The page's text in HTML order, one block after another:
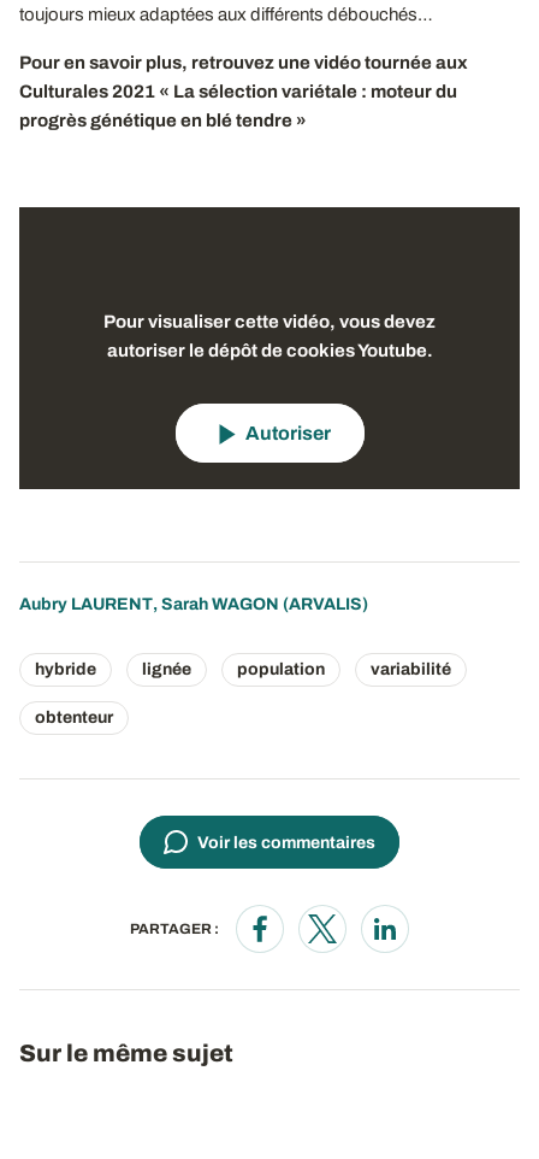
toujours mieux adaptées aux différents débouchés…
Pour en savoir plus, retrouvez une vidéo tournée aux
Culturales 2021 « La sélection variétale : moteur du
progrès génétique en blé tendre »
Pour visualiser cette vidéo, vous devez
autoriser le dépôt de cookies Youtube.
Autoriser
Aubry LAURENT, Sarah WAGON (ARVALIS)
hybride lignée population variabilité
obtenteur
Voir les commentaires
PARTAGER :
Opens in a new window
Opens in a new window
Opens in a new
Sur le même sujet